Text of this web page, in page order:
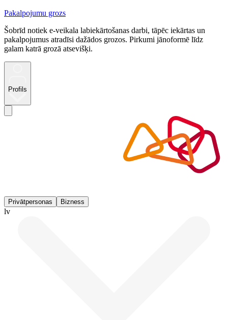
Pakalpojumu grozs
Šobrīd notiek e-veikala labiekārtošanas darbi, tāpēc iekārtas un
pakalpojumus atradīsi dažādos grozos. Pirkumi jānoformē līdz
galam katrā grozā atsevišķi.
Profils
Privātpersonas Bizness
lv